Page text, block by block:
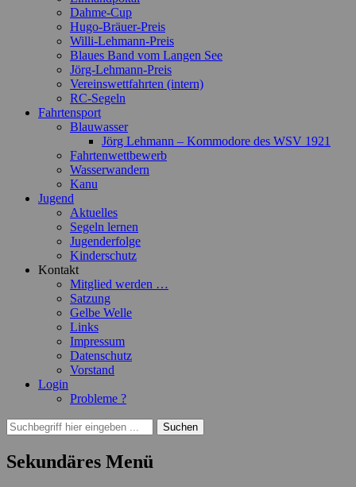
Dahme-Cup
Hugo-Bräuer-Preis
Willi-Lehmann-Preis
Blaues Band vom Langen See
Jörg-Lehmann-Preis
Vereinswettfahrten (intern)
RC-Segeln
Fahrtensport
Blauwasser
Jörg Lehmann – Kommodore des WSV 1921
Fahrtenwettbewerb
Wasserwandern
Kanu
Jugend
Aktuelles
Segeln lernen
Jugenderfolge
Kinderschutz
Kontakt
Mitglied werden …
Satzung
Gelbe Welle
Links
Impressum
Datenschutz
Vorstand
Login
Probleme ?
Suchen
Suchen
nach:
Sekundäres Menü